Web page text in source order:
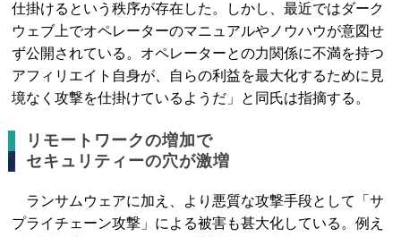
仕掛けるという秩序が存在した。しかし、最近ではダーク
ウェブ上でオペレーターのマニュアルやノウハウが意図せ
ず公開されている。オペレーターとの力関係に不満を持つ
アフィリエイト自身が、自らの利益を最大化するために見
境なく攻撃を仕掛けているようだ」と同氏は指摘する。
リモートワークの増加で
セキュリティーの穴が激増
ランサムウェアに加え、より悪質な攻撃手段として「サ
プライチェーン攻撃」による被害も甚大化している。例え